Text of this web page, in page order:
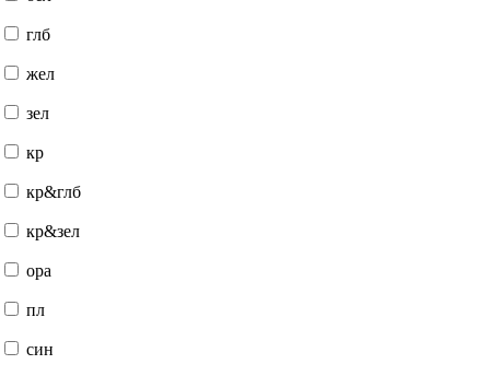
глб
жел
зел
кр
кр&глб
кр&зел
ора
пл
син